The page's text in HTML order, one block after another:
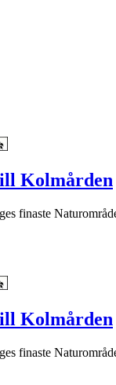
Kolmården
finaste
Kolmården
finaste